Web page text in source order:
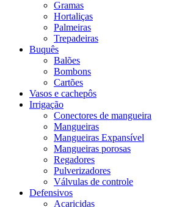
Gramas
Hortaliças
Palmeiras
Trepadeiras
Buquês
Balões
Bombons
Cartões
Vasos e cachepôs
Irrigação
Conectores de mangueira
Mangueiras
Mangueiras Expansível
Mangueiras porosas
Regadores
Pulverizadores
Válvulas de controle
Defensivos
Acaricidas